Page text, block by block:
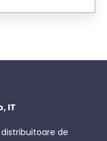
IT
de